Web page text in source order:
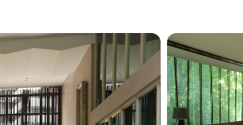
เพิ่มยูนิตเปรียบเทียบ
รายการที่ 2